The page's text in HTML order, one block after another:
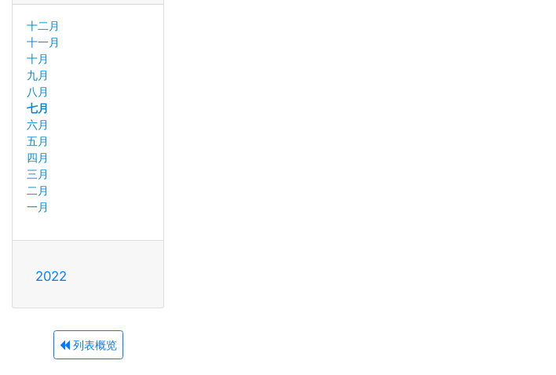
十二月
十一月
十月
九月
八月
七月
六月
五月
四月
三月
二月
一月
2022
列表概览